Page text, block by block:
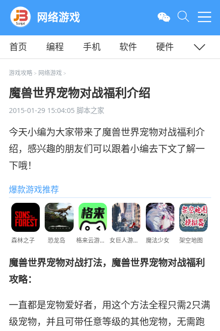
网络游戏
首页 编程 手机 软件
硬件
教程
平面
游戏攻略> 网络游戏>
魔兽世界宠物对战福利介绍
2015-01-29 15:04:05脚本之家
今天小编为大家带来了魔兽世界宠物对战福利介
绍，感兴趣的朋友们可以跟着小编去下文了解一
下哦！
爆款游戏推荐
森林之子 恐龙岛 格来云游戏 女巨人游乐场 魔法少女 架空地图
魔兽世界宠物对战打法，魔兽世界宠物对战福利
攻略：
一直都是宠物爱好者，用这个方法全程只需2只满
级宠物，并且可带任意等级的其他宠物，无需跑